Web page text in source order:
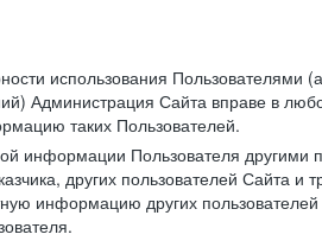
использования
Администрация Сайта вправе в
таких Пользователей.
информации Пользователя
других пользователей Сайта
информацию других